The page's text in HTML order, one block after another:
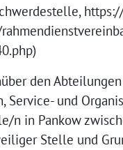
den
Service- und
n in Pankow
Stelle und